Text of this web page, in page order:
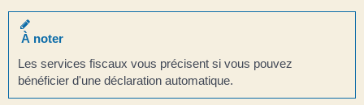
À noter
Les services fiscaux vous précisent si vous pouvez
bénéficier d'une déclaration automatique.